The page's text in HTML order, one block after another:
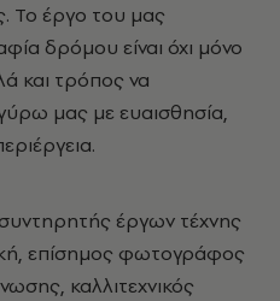
Το έργο του μας
δρόμου είναι όχι μόνο
και τρόπος να
μας με ευαισθησία,
έργων τέχνης
επίσημος φωτογράφος
καλλιτεχνικός